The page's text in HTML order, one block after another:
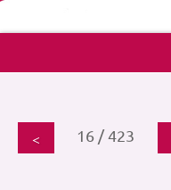
< 16 / 423